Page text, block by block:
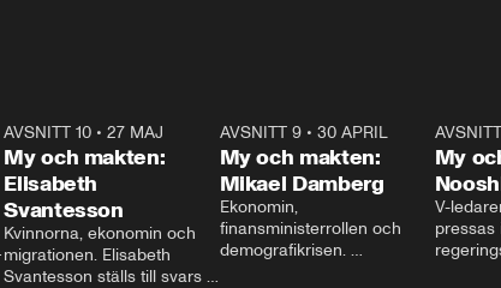
AVSNITT 10 •27 MAJ
My och makten:
Elisabeth
Svantesson
Kvinnorna, ekonomin och
migrationen. Elisabeth
Svantesson ställs till svars
AVSNITT 9• 30 APRIL
My och makten:
Mikael Damberg
Ekonomin,
finansministerrollen och
demografikrisen.
My
V-
pressas